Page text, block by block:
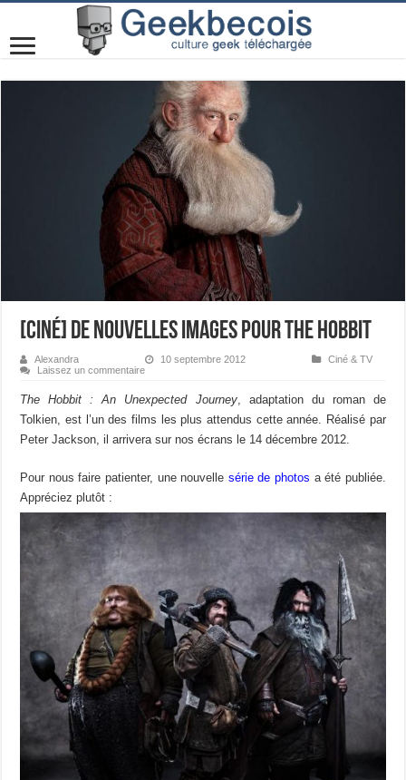
[ciné] De nouvelles images pour The Hobbit
Alexandra 10 septembre 2012
Ciné & TV
Laissez un commentaire
The Hobbit : An Unexpected Journey, adaptation du roman de
Tolkien, est l’un des films les plus attendus cette année. Réalisé par
Peter Jackson, il arrivera sur nos écrans le 14 décembre 2012.
Pour nous faire patienter, une nouvelle série de photos a été publiée.
Appréciez plutôt :